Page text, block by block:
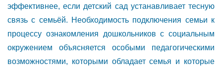
эффективнее, если детский сад устанавливает тесную
связь с семьёй. Необходимость подключения семьи к
процессу ознакомления дошкольников с социальным
окружением объясняется особыми педагогическими
возможностями, которыми обладает семья и которые